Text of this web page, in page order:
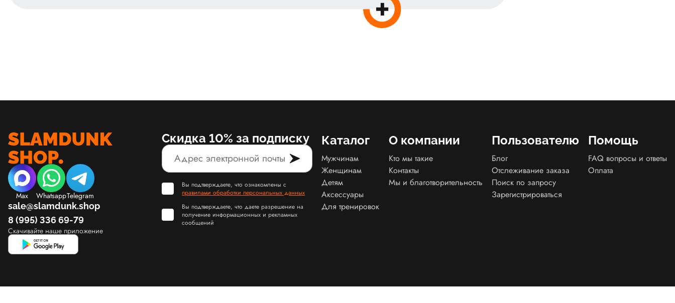
Max WhatsappTelegram
sale@slamdunk.shop
8 (995) 336 69-79
Скачивайте наше приложение
Скидка 10% за подписку
Вы подтверждаете, что ознакомлены с
правилами обработки персональных данных
Вы подтверждаете, что даете разрешение на
получение информационных и рекламных
сообщений
Каталог
Мужчинам
Женщинам
Детям
Аксессуары
Для тренировок
О компании
Кто мы такие
Контакты
Мы и благотворительность
Пользователю
Блог
Отслеживание заказа
Поиск по запросу
Зарегистрироваться
Помощь
FAQ вопросы и ответы
Оплата